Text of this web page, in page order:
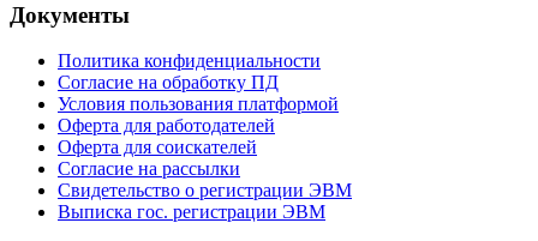
Документы
Политика конфиденциальности
Согласие на обработку ПД
Условия пользования платформой
Оферта для работодателей
Оферта для соискателей
Согласие на рассылки
Свидетельство о регистрации ЭВМ
Выписка гос. регистрации ЭВМ